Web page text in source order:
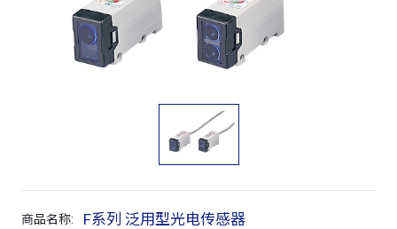
商品名称: F系列 泛用型光电传感器